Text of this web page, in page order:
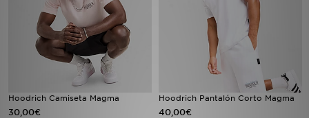
Hoodrich Camiseta Magma
30,00€
Hoodrich Pantalón Corto Magma
40,00€